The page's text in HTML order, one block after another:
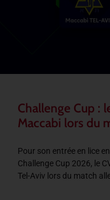
Challenge Cup :
Maccabi lors du
Pour son entrée en lice
Challenge Cup 2026, le
Tel-Aviv lors du match